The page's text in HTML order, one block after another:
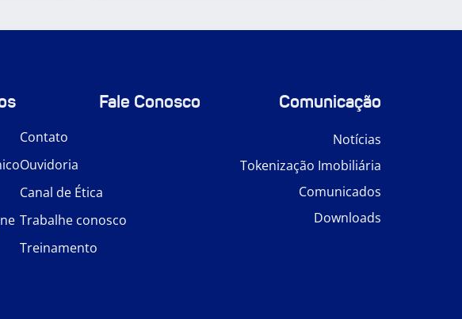
Fale Conosco
Contato
Ouvidoria
Canal de Ética
Trabalhe conosco
Treinamento
Comunicação
Notícias
Tokenização Imobiliária
Comunicados
Downloads